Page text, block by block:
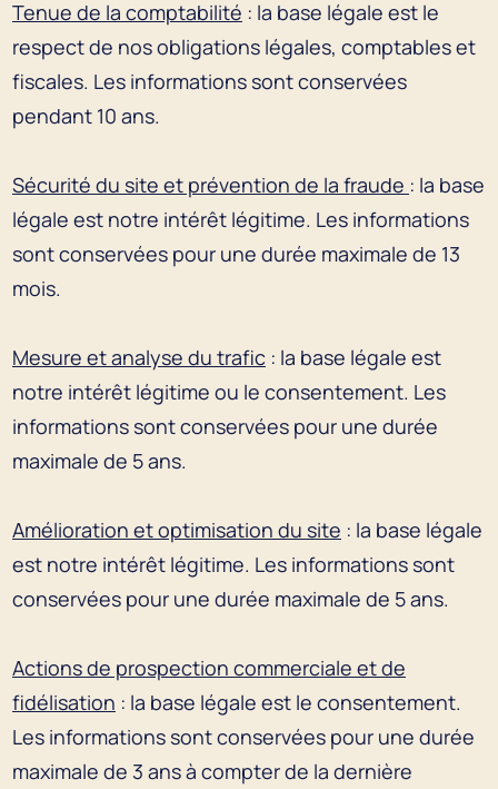
Tenue de la comptabilité : la base légale est le
respect de nos obligations légales, comptables et
fiscales. Les informations sont conservées
pendant 10 ans.
Sécurité du site et prévention de la fraude : la base
légale est notre intérêt légitime. Les informations
sont conservées pour une durée maximale de 13
mois.
Mesure et analyse du trafic : la base légale est
notre intérêt légitime ou le consentement. Les
informations sont conservées pour une durée
maximale de 5 ans.
Amélioration et optimisation du site : la base légale
est notre intérêt légitime. Les informations sont
conservées pour une durée maximale de 5 ans.
Actions de prospection commerciale et de
fidélisation : la base légale est le consentement.
Les informations sont conservées pour une durée
maximale de 3 ans à compter de la dernière